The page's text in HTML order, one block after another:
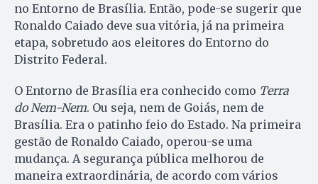
no Entorno de Brasília. Então, pode-se sugerir que
Ronaldo Caiado deve sua vitória, já na primeira
etapa, sobretudo aos eleitores do Entorno do
Distrito Federal.
O Entorno de Brasília era conhecido como Terra
do Nem-Nem. Ou seja, nem de Goiás, nem de
Brasília. Era o patinho feio do Estado. Na primeira
gestão de Ronaldo Caiado, operou-se uma
mudança. A segurança pública melhorou de
maneira extraordinária, de acordo com vários